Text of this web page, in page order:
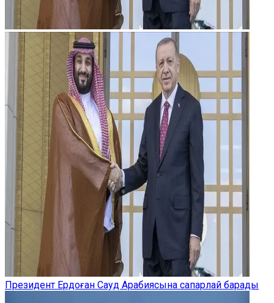
Президент Ердоған Сауд Арабиясына сапарлай барады